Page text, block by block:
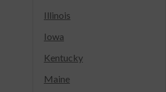
Illinois
Iowa
Kentucky
Maine